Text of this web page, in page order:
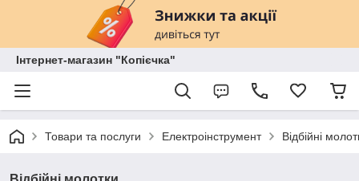
Інтернет-магазин "Копієчка"
Товари та послуги Електроінструмент Відбійні